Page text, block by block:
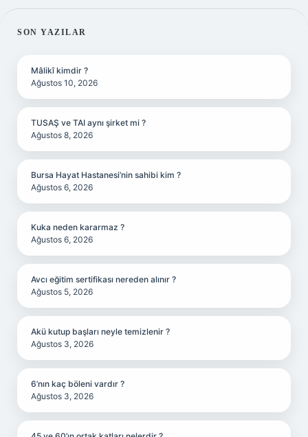
SIDEBAR
SON YAZILAR
Mâlikî kimdir ?
Ağustos 10, 2026
TUSAŞ ve TAI aynı şirket mi ?
Ağustos 8, 2026
Bursa Hayat Hastanesi’nin sahibi kim ?
Ağustos 6, 2026
Kuka neden kararmaz ?
Ağustos 6, 2026
Avcı eğitim sertifikası nereden alınır ?
Ağustos 5, 2026
Akü kutup başları neyle temizlenir ?
Ağustos 3, 2026
6’nın kaç böleni vardır ?
Ağustos 3, 2026